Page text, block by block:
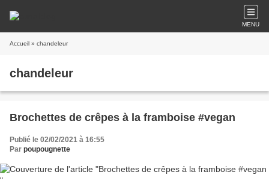
MENU
Accueil » chandeleur
chandeleur
Brochettes de crêpes à la framboise #vegan
Publié le 02/02/2021 à 16:55
Par poupougnette